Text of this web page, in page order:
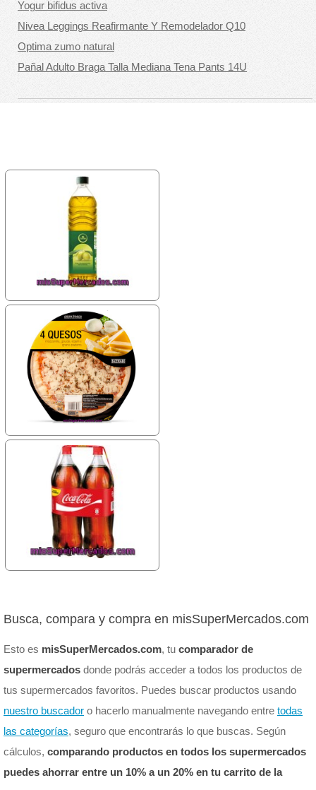
Yogur bifidus activa
Nivea Leggings Reafirmante Y Remodelador Q10
Optima zumo natural
Pañal Adulto Braga Talla Mediana Tena Pants 14U
Busca, compara y compra en misSuperMercados.com
Esto es misSuperMercados.com, tu comparador de
supermercados donde podrás acceder a todos los productos de
tus supermercados favoritos. Puedes buscar productos usando
nuestro buscador o hacerlo manualmente navegando entre todas
las categorías, seguro que encontrarás lo que buscas. Según
cálculos, comparando productos en todos los supermercados
puedes ahorrar entre un 10% a un 20% en tu carrito de la